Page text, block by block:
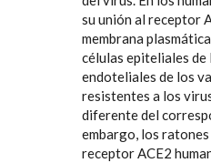
su unión al receptor
membrana
células epiteliales de
endoteliales de los
resistentes a los
diferente del
embargo, los
receptor ACE2